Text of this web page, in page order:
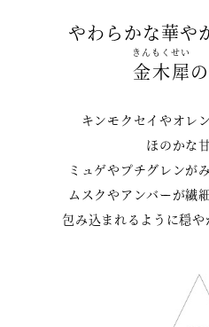
やわらかな華や
金木犀
きんもくせい
キンモクセイやオレ
ほのかな
ミュゲやプチグレンが
ムスクやアンバーが繊
包み込まれるように穏や